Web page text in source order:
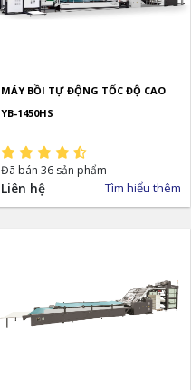
MÁY BỒI TỰ ĐỘNG TỐC ĐỘ CAO
YB-1450HS
Đã bán 36 sản phẩm
Liên hệ Tìm hiểu thêm